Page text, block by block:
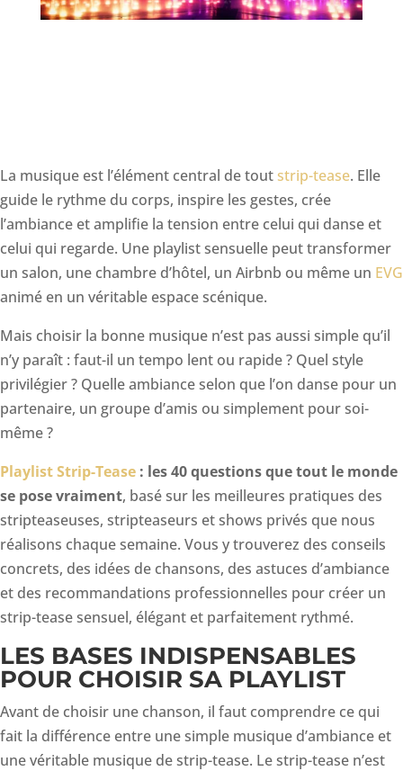
La musique est l’élément central de toutstrip-tease. Elle
guide le rythme du corps, inspire les gestes, crée
l’ambiance et amplifie la tension entre celui qui danse et
celui qui regarde. Une playlist sensuelle peut transformer
un salon, une chambre d’hôtel, un Airbnb ou même un EVG
animé en un véritable espace scénique.
Mais choisir la bonne musique n’est pas aussi simple qu’il
n’y paraît : faut-il un tempo lent ou rapide ? Quel style
privilégier ? Quelle ambiance selon que l’on danse pour un
partenaire, un groupe d’amis ou simplement pour soi-
même ?
Playlist Strip-Tease : les 40 questions que tout le monde
se pose vraiment, basé sur les meilleures pratiques des
stripteaseuses, stripteaseurs et shows privés que nous
réalisons chaque semaine. Vous y trouverez des conseils
concrets, des idées de chansons, des astuces d’ambiance
et des recommandations professionnelles pour créer un
strip-tease sensuel, élégant et parfaitement rythmé.
LES BASES INDISPENSABLES
POUR CHOISIR SA PLAYLIST
Avant de choisir une chanson, il faut comprendre ce qui
fait la différence entre une simple musique d’ambiance et
une véritable musique de strip-tease. Le strip-tease n’est